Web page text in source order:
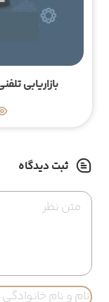
بازاریابی
ثبت دیدگاه